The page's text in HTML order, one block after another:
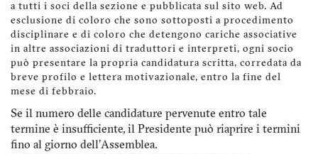
a tutti i soci della sezione e pubblicata sul sito web. Ad
esclusione di coloro che sono sottoposti a procedimento
disciplinare e di coloro che detengono cariche associative
in altre associazioni di traduttori e interpreti, ogni socio
può presentare la propria candidatura scritta, corredata da
breve profilo e lettera motivazionale, entro la fine del
mese di febbraio.
Se il numero delle candidature pervenute entro tale
termine è insufficiente, il Presidente può riaprire i termini
fino al giorno dell'Assemblea.